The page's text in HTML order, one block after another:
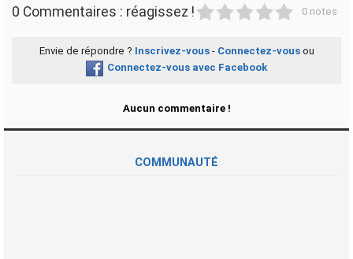
0 Commentaires : réagissez ! 0 notes
Envie de répondre ? Inscrivez-vous- Connectez-vousou
Connectez-vous avec Facebook
Aucun commentaire !
COMMUNAUTÉ